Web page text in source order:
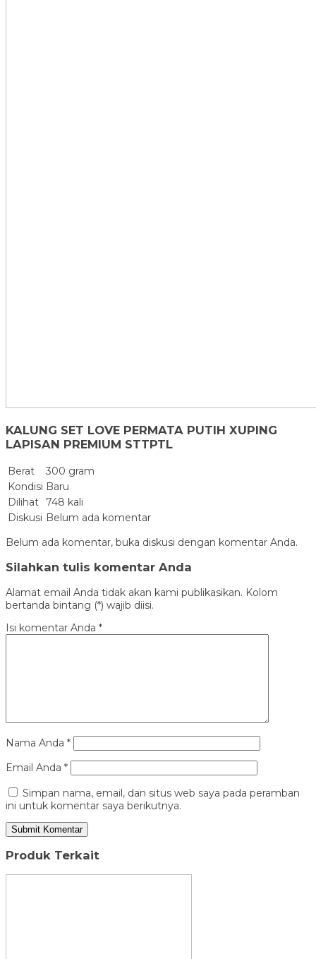
KALUNG SET LOVE PERMATA PUTIH XUPING
LAPISAN PREMIUM STTPTL
Berat
300 gram
Kondisi Baru
Dilihat
748 kali
Diskusi Belum ada komentar
Belum ada komentar, buka diskusi dengan komentar Anda.
Silahkan tulis komentar Anda
Alamat email Anda tidak akan kami publikasikan. Kolom
bertanda bintang (*) wajib diisi.
Isi komentar Anda *
Nama Anda *
Email Anda *
Simpan nama, email, dan situs web saya pada peramban
ini untuk komentar saya berikutnya.
Produk Terkait